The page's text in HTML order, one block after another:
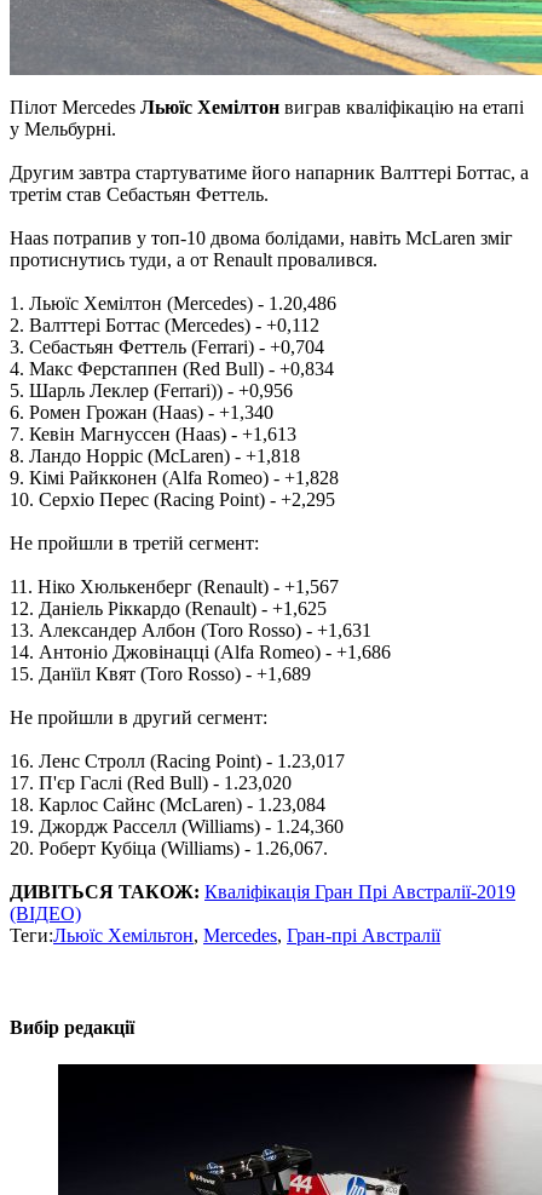
Пілот Mercedes Льюїс Хемілтон виграв кваліфікацію на етапі
у Мельбурні.
Другим завтра стартуватиме його напарник Валттері Боттас, а
третім став Себастьян Феттель.
Haas потрапив у топ-10 двома болідами, навіть McLaren зміг
протиснутись туди, а от Renault провалився.
1. Льюїс Хемілтон (Mercedes) - 1.20,486
2. Валттері Боттас (Mercedes) - +0,112
3. Себастьян Феттель (Ferrari) - +0,704
4. Макс Ферстаппен (Red Bull) - +0,834
5. Шарль Леклер (Ferrari)) - +0,956
6. Ромен Грожан (Haas) - +1,340
7. Кевін Магнуссен (Haas) - +1,613
8. Ландо Норріс (McLaren) - +1,818
9. Кімі Райкконен (Alfa Romeo) - +1,828
10. Серхіо Перес (Racing Point) - +2,295
Не пройшли в третій сегмент:
11. Ніко Хюлькенберг (Renault) - +1,567
12. Даніель Ріккардо (Renault) - +1,625
13. Александер Албон (Toro Rosso) - +1,631
14. Антоніо Джовінацці (Alfa Romeo) - +1,686
15. Данїіл Квят (Toro Rosso) - +1,689
Не пройшли в другий сегмент:
16. Ленс Стролл (Racing Point) - 1.23,017
17. П'єр Гаслі (Red Bull) - 1.23,020
18. Карлос Сайнс (McLaren) - 1.23,084
19. Джордж Расселл (Williams) - 1.24,360
20. Роберт Кубіца (Williams) - 1.26,067.
ДИВІТЬСЯ ТАКОЖ: Кваліфікація Гран Прі Австралії-2019
(ВІДЕО)
Теги:Льюїс Хемільтон, Mercedes, Гран-прі Австралії
Вибір редакції